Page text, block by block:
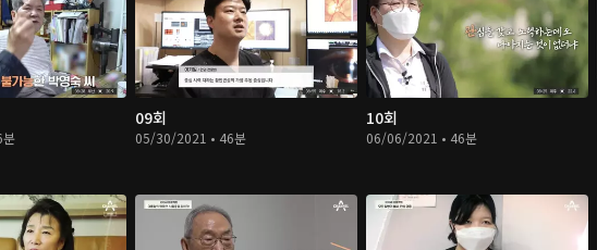
09회
05/30/2021 • 46분
10회
06/06/2021 • 46분